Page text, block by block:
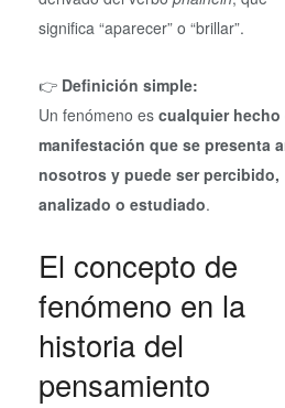
significa “aparecer” o “brillar”.
👉 Definición simple:
Un fenómeno es cualquier hecho
manifestación que se presenta
nosotros y puede ser percibido,
analizado o estudiado.
El concepto de
fenómeno en la
historia del
pensamiento